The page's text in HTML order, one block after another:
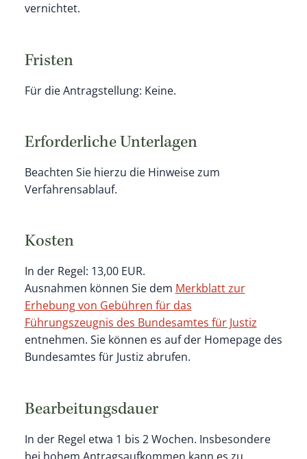
vernichtet.
Fristen
Für die Antragstellung: Keine.
Erforderliche Unterlagen
Beachten Sie hierzu die Hinweise zum
Verfahrensablauf.
Kosten
In der Regel: 13,00 EUR.
Ausnahmen können Sie dem Merkblatt zur
Erhebung von Gebühren für das
Führungszeugnis des Bundesamtes für Justiz
entnehmen. Sie können es auf der Homepage des
Bundesamtes für Justiz abrufen.
Bearbeitungsdauer
In der Regel etwa 1 bis 2 Wochen. Insbesondere